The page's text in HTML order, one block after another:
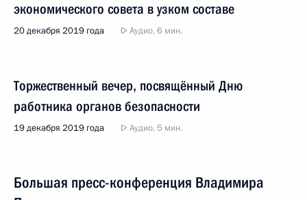
экономического совета в узком составе
20 декабря 2019 года Аудио, 6 мин.
Торжественный вечер, посвящённый Дню
работника органов безопасности
19 декабря 2019 года Аудио, 5 мин.
Большая пресс-конференция Владимира